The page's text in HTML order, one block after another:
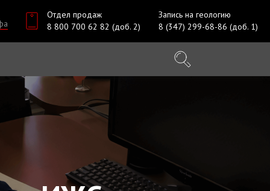
Отдел продаж
8 800 700 62 82 (доб. 2)
Запись на геологию
8 (347) 299-68-86 (доб. 1)